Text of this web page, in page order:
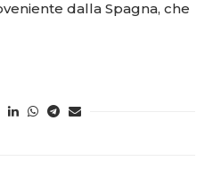
dalla Spagna, che